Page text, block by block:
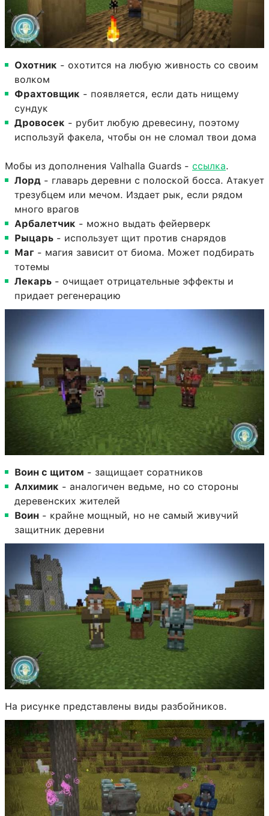
Охотник - охотится на любую живность со своим
волком
Фрахтовщик - появляется, если дать нищему
сундук
Дровосек - рубит любую древесину, поэтому
используй факела, чтобы он не сломал твои дома
Мобы из дополнения Valhalla Guards - ссылка.
Лорд - главарь деревни с полоской босса. Атакует
трезубцем или мечом. Издает рык, если рядом
много врагов
Арбалетчик - можно выдать фейерверк
Рыцарь - использует щит против снарядов
Маг - магия зависит от биома. Может подбирать
тотемы
Лекарь - очищает отрицательные эффекты и
придает регенерацию
Воин с щитом - защищает соратников
Алхимик - аналогичен ведьме, но со стороны
деревенских жителей
Воин - крайне мощный, но не самый живучий
защитник деревни
На рисунке представлены виды разбойников.